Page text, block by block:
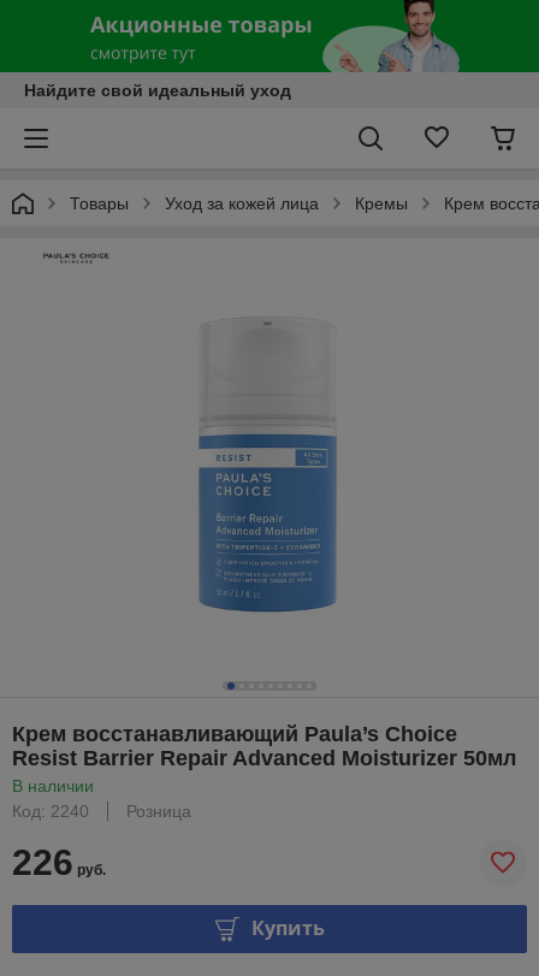
Найдите свой идеальный уход
Товары Уход за кожей лица Кремы Крем
Крем восстанавливающий Paula’s Choice
Resist Barrier Repair Advanced Moisturizer 50мл
В наличии
Код: 2240
Розница
226 руб.
Купить